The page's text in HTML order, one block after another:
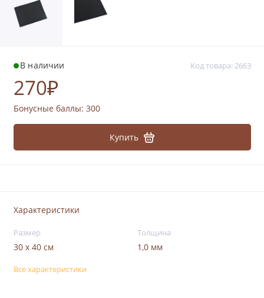
В наличии Код товара: 2663
270₽
Бонусные баллы: 300
Купить
Характеристики
Размер
30 х 40 см
Толщина
1,0 мм
Все характеристики